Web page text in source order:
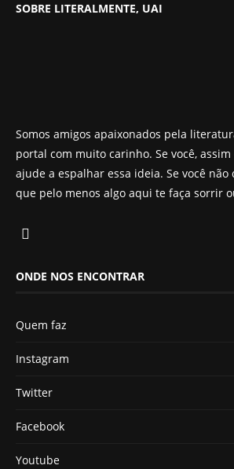
SOBRE LITERALMENTE, UAI
Somos amigos apaixonados pela
portal com muito carinho. Se você,
ajude a espalhar essa ideia. Se você não
que pelo menos algo aqui te faça sorrir
ONDE NOS ENCONTRAR
Quem faz
Instagram
Twitter
Facebook
Youtube